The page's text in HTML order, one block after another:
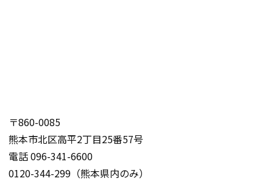
〒860-0085
熊本市北区高平2丁目25番57号
電話 096-341-6600
0120-344-299（熊本県内のみ）